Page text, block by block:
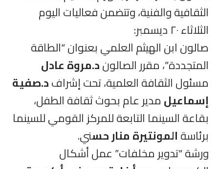
الثقافية والفنية، وتتضمن فعاليات اليوم
الثلاثاء ٢٠ ديسمبر:
صالون ابن الهيثم العلمي بعنوان “الطاقة
المتجددة”، مقرر الصالوند.مروة عادل
مسئول الثقافة العلمية، تحت إشرافد.صفية
إسماعيلمدير عام بحوث ثقافة الطفل،
بقاعة السينما التابعة للمركز القومي للسينما
برئاسةالمونتيرة منار حسني.
ورشة “تدوير مخلفات” عمل أشكال